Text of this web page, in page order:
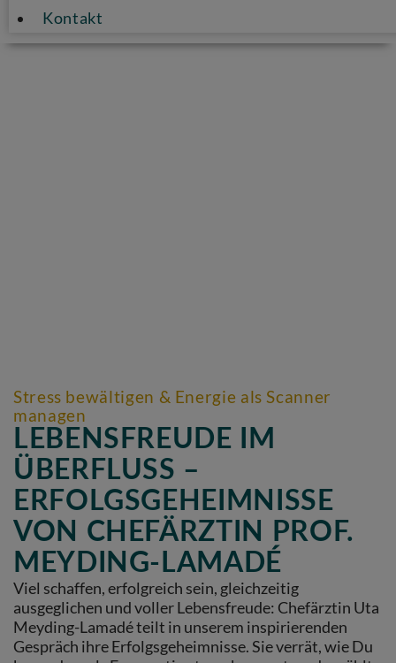
Kontakt
Stress bewältigen & Energie als Scanner
managen
LEBENSFREUDE IM
ÜBERFLUSS –
ERFOLGSGEHEIMNISSE
VON CHEFÄRZTIN PROF.
MEYDING-LAMADÉ
Viel schaffen, erfolgreich sein, gleichzeitig
ausgeglichen und voller Lebensfreude: Chefärztin Uta
Meyding-Lamadé teilt in unserem inspirierenden
Gespräch ihre Erfolgsgeheimnisse. Sie verrät, wie Du